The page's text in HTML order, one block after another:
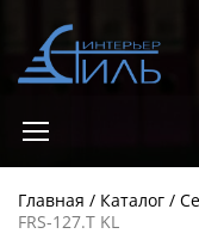
Главная Каталог
FRS-127.Т KL